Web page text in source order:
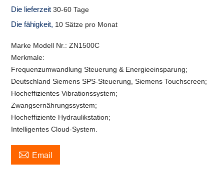
Die lieferzeit30-60 Tage
Die fähigkeit, 10 Sätze pro Monat
Marke Modell Nr.: ZN1500C
Merkmale:
Frequenzumwandlung Steuerung & Energieeinsparung;
Deutschland Siemens SPS-Steuerung, Siemens Touchscreen;
Hocheffizientes Vibrationssystem;
Zwangsernährungssystem;
Hocheffiziente Hydraulikstation;
Intelligentes Cloud-System.
 Email